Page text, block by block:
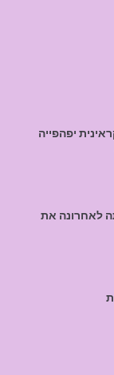
יפהפייה
לאחרונה את